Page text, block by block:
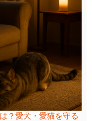
？愛犬・愛猫を守る